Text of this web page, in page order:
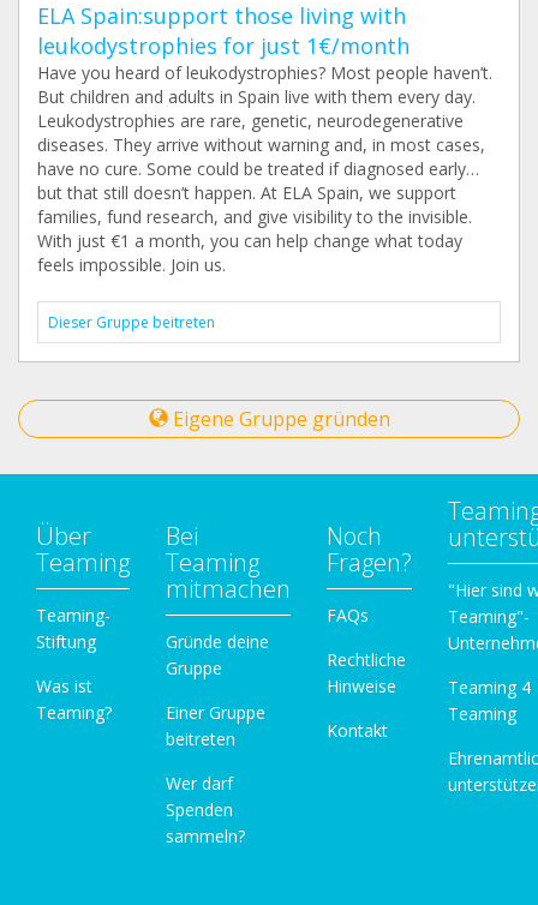
ELA Spain:support those living with
leukodystrophies for just 1€/month
Have you heard of leukodystrophies? Most people haven’t.
But children and adults in Spain live with them every day.
Leukodystrophies are rare, genetic, neurodegenerative
diseases. They arrive without warning and, in most cases,
have no cure. Some could be treated if diagnosed early…
but that still doesn’t happen. At ELA Spain, we support
families, fund research, and give visibility to the invisible.
With just €1 a month, you can help change what today
feels impossible. Join us.
Dieser Gruppe beitreten
Eigene Gruppe gründen
Über
Teaming
Teaming-
Stiftung
Was ist
Teaming?
Bei
Teaming
mitmachen
Gründe deine
Gruppe
Einer Gruppe
beitreten
Wer darf
Spenden
sammeln?
Noch
Fragen?
FAQs
Rechtliche
Hinweise
Kontakt
"Hier sind
Teaming"-
Teaming 4
Teaming